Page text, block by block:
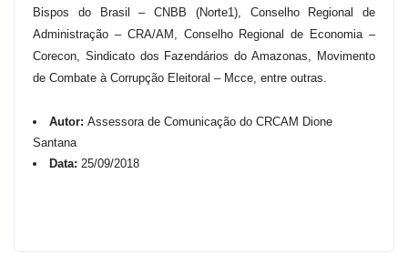
Bispos do Brasil – CNBB (Norte1), Conselho Regional de
Administração – CRA/AM, Conselho Regional de Economia –
Corecon, Sindicato dos Fazendários do Amazonas, Movimento
de Combate à Corrupção Eleitoral – Mcce, entre outras.
Autor: Assessora de Comunicação do CRCAM Dione
Santana
Data: 25/09/2018